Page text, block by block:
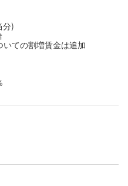
分)
ての割増賃金は追加